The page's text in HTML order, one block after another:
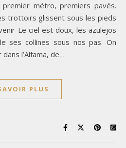
métro, premiers pavés.
trottoirs glissent sous les pieds
Le ciel est doux, les azulejos
ses collines sous nos pas. On
l’Alfama, de…
PLUS